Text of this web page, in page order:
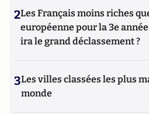
2Les Français moins riches
européenne pour la 3e
ira le grand déclassement ?
3Les villes classées les plus
monde